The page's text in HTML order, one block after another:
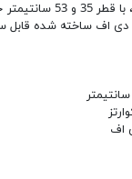
ساعت دیواری
دی اف ساخته شده قابل
اف